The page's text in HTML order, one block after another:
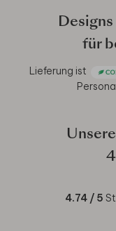
für
Lieferung ist
4.74 / 5